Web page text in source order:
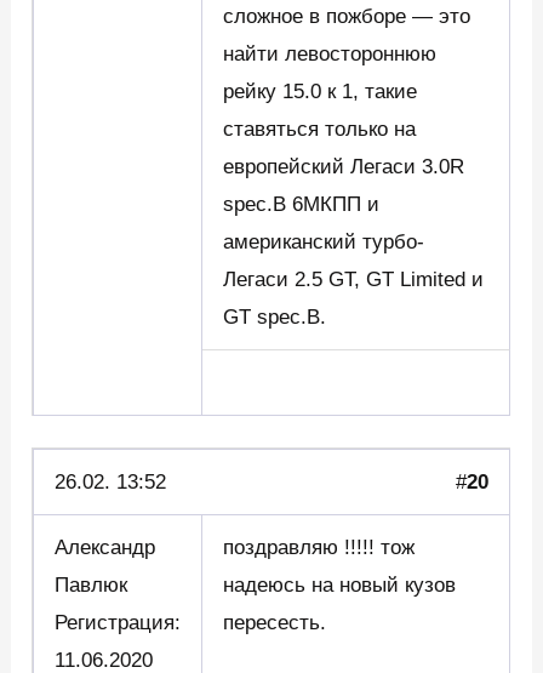
сложное в пожборе — это
найти левостороннюю
рейку 15.0 к 1, такие
ставяться только на
европейский Легаси 3.0R
spec.B 6МКПП и
американский турбо-
Легаси 2.5 GT, GT Limited и
GT spec.B.
26.02. 13:52 #20
Александр
Павлюк
Регистрация:
11.06.2020
поздравляю !!!!! тож
надеюсь на новый кузов
пересесть.